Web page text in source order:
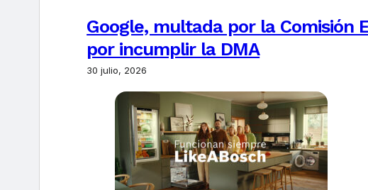
Google, multada por la Comisión
por incumplir la DMA
30 julio, 2026